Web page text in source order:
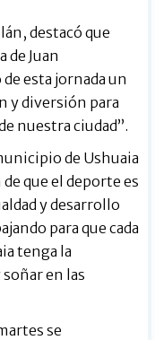
destacó que
de Juan
esta jornada un
y diversión para
nuestra ciudad”.
de Ushuaia
que el deporte es
y desarrollo
para que cada
tenga la
en las
se